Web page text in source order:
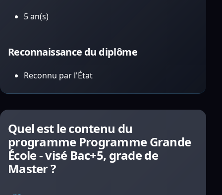
5 an(s)
Reconnaissance du diplôme
Reconnu par l'État
Quel est le contenu du
programme Programme Grande
École - visé Bac+5, grade de
Master ?